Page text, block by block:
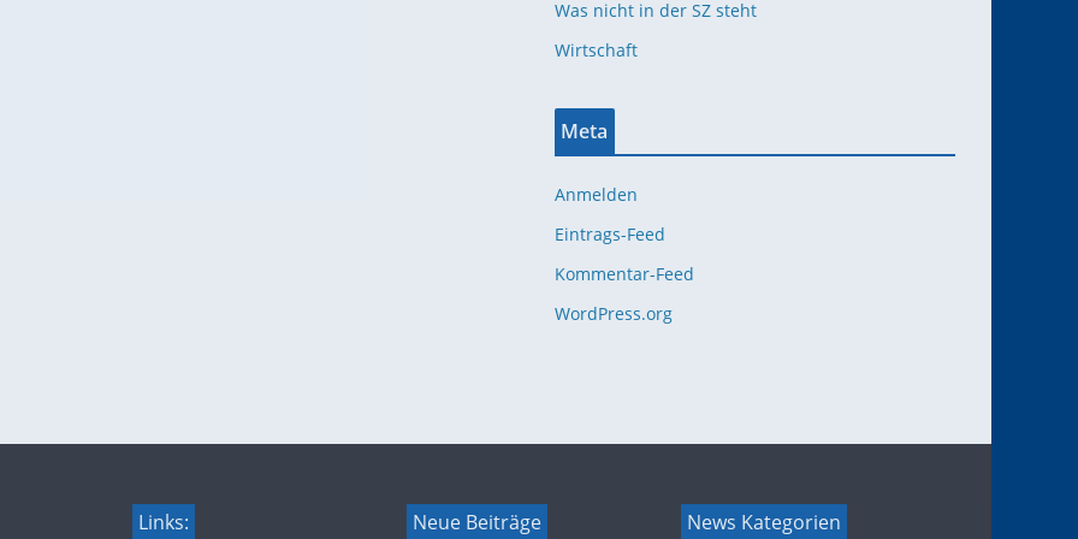
Was nicht in der SZ steht
Wirtschaft
Meta
Anmelden
Eintrags-Feed
Kommentar-Feed
WordPress.org
Links: Neue Beiträge News Kategorien